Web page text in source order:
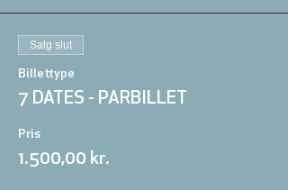
Salg slut
Billettype
7 DATES - PARBILLET
Pris
1.500,00 kr.